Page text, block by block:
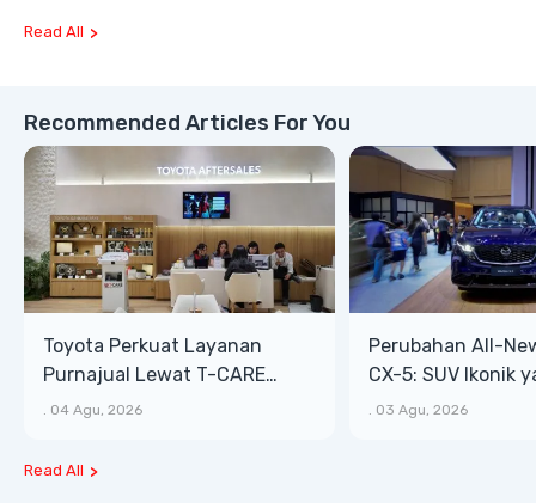
Read All
Recommended Articles For You
Toyota Perkuat Layanan
Purnajual Lewat T-CARE
XTRA, Manfaat Lebih Besar
04 Agu, 2026
Perubahan All-
CX-5: SUV Ikonik
Bongsor, Mewah,
03 Agu, 2026
Read All